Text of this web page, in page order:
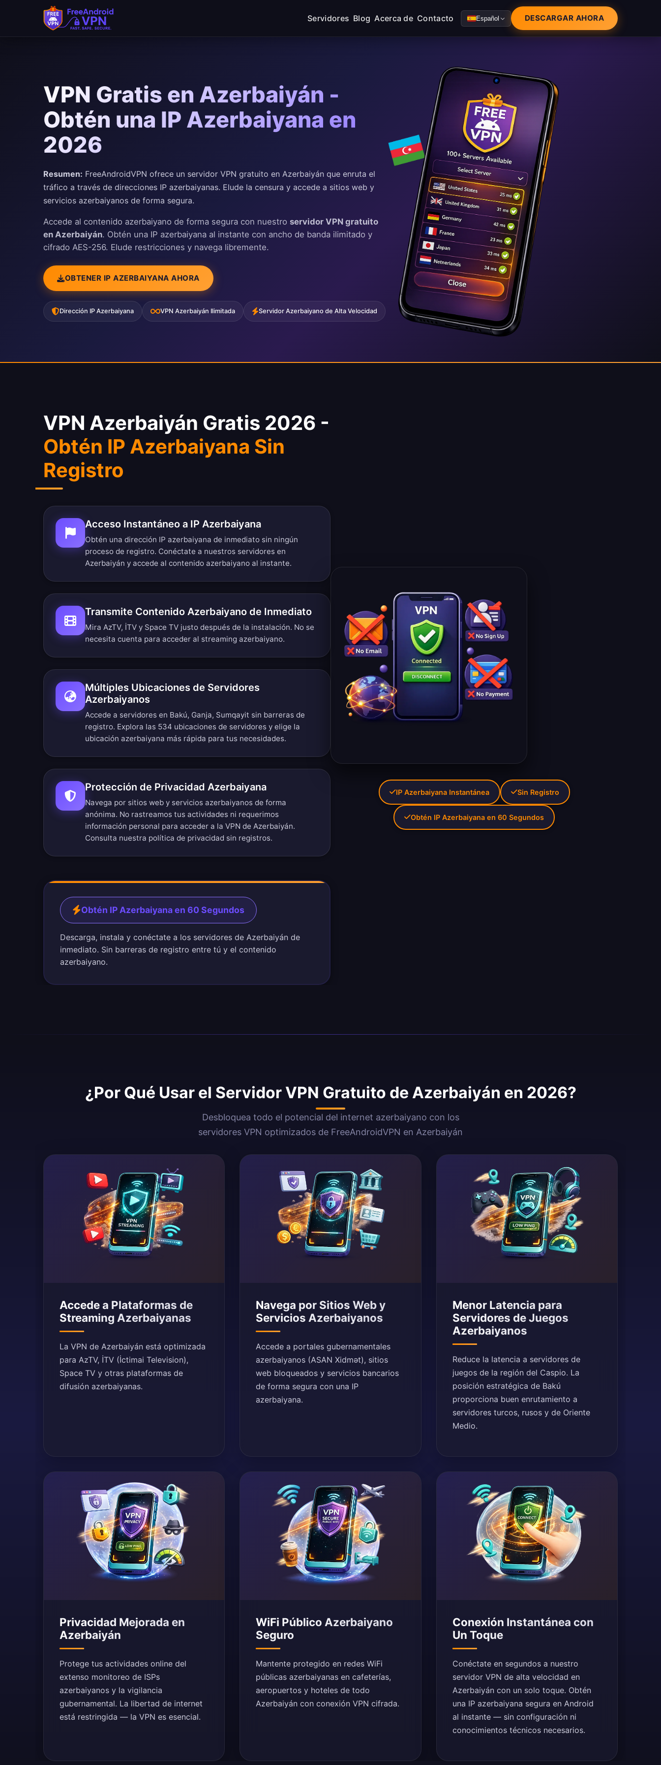
Saltar al contenido principal
Servidores Blog Acerca de Contacto Español DESCARGAR AHORA
VPN Gratis en Azerbaiyán -
Obtén una IP Azerbaiyana en
2026
Resumen: FreeAndroidVPN ofrece un servidor VPN gratuito en Azerbaiyán que enruta el
tráfico a través de direcciones IP azerbaiyanas. Elude la censura y accede a sitios web y
servicios azerbaiyanos de forma segura.
Accede al contenido azerbaiyano de forma segura con nuestro servidor VPN gratuito
en Azerbaiyán. Obtén una IP azerbaiyana al instante con ancho de banda ilimitado y
cifrado AES-256. Elude restricciones y navega libremente.
OBTENER IP AZERBAIYANA AHORA
Dirección IP Azerbaiyana VPN Azerbaiyán Ilimitada Servidor Azerbaiyano de Alta Velocidad
VPN Azerbaiyán Gratis 2026 -
Obtén IP Azerbaiyana Sin
Registro
Acceso Instantáneo a IP Azerbaiyana
Obtén una dirección IP azerbaiyana de inmediato sin ningún
proceso de registro. Conéctate a nuestros servidores en
Azerbaiyán y accede al contenido azerbaiyano al instante.
Transmite Contenido Azerbaiyano de Inmediato
Mira AzTV, İTV y Space TV justo después de la instalación. No se
necesita cuenta para acceder al streaming azerbaiyano.
Múltiples Ubicaciones de Servidores
Azerbaiyanos
Accede a servidores en Bakú, Ganja, Sumqayit sin barreras de
registro. Explora las 534 ubicaciones de servidores y elige la
ubicación azerbaiyana más rápida para tus necesidades.
Protección de Privacidad Azerbaiyana
Navega por sitios web y servicios azerbaiyanos de forma
anónima. No rastreamos tus actividades ni requerimos
información personal para acceder a la VPN de Azerbaiyán.
Consulta nuestra política de privacidad sin registros.
Obtén IP Azerbaiyana en 60 Segundos
Descarga, instala y conéctate a los servidores de Azerbaiyán de
inmediato. Sin barreras de registro entre tú y el contenido
azerbaiyano.
IP Azerbaiyana Instantánea Sin Registro
Obtén IP Azerbaiyana en 60 Segundos
¿Por Qué Usar el Servidor VPN Gratuito de Azerbaiyán en 2026?
Desbloquea todo el potencial del internet azerbaiyano con los
servidores VPN optimizados de FreeAndroidVPN en Azerbaiyán
Accede a Plataformas de
Streaming Azerbaiyanas
La VPN de Azerbaiyán está optimizada
para AzTV, İTV (İctimai Television),
Space TV y otras plataformas de
difusión azerbaiyanas.
Navega por Sitios Web y
Servicios Azerbaiyanos
Accede a portales gubernamentales
azerbaiyanos (ASAN Xidmət), sitios
web bloqueados y servicios bancarios
de forma segura con una IP
azerbaiyana.
Menor Latencia para
Servidores de Juegos
Azerbaiyanos
Reduce la latencia a servidores de
juegos de la región del Caspio. La
posición estratégica de Bakú
proporciona buen enrutamiento a
servidores turcos, rusos y de Oriente
Medio.
Privacidad Mejorada en
Azerbaiyán
Protege tus actividades online del
extenso monitoreo de ISPs
azerbaiyanos y la vigilancia
gubernamental. La libertad de internet
está restringida — la VPN es esencial.
WiFi Público Azerbaiyano
Seguro
Mantente protegido en redes WiFi
públicas azerbaiyanas en cafeterías,
aeropuertos y hoteles de todo
Azerbaiyán con conexión VPN cifrada.
Conexión Instantánea con
Un Toque
Conéctate en segundos a nuestro
servidor VPN de alta velocidad en
Azerbaiyán con un solo toque. Obtén
una IP azerbaiyana segura en Android
al instante — sin configuración ni
conocimientos técnicos necesarios.